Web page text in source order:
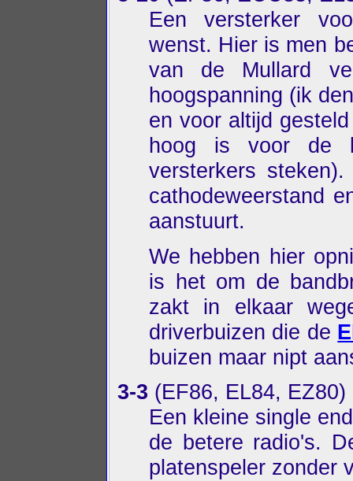
Een versterker
wenst. Hier is men
van de Mullard
hoogspanning (ik
en voor altijd
hoog is voor de
versterkers
cathodeweerstand
aanstuurt.
We hebben hier
is het om de
zakt in elkaar
driverbuizen die de
buizen maar nipt
3-3 (EF86, EL84, EZ80)
Een kleine single
de betere radio's.
platenspeler zonder